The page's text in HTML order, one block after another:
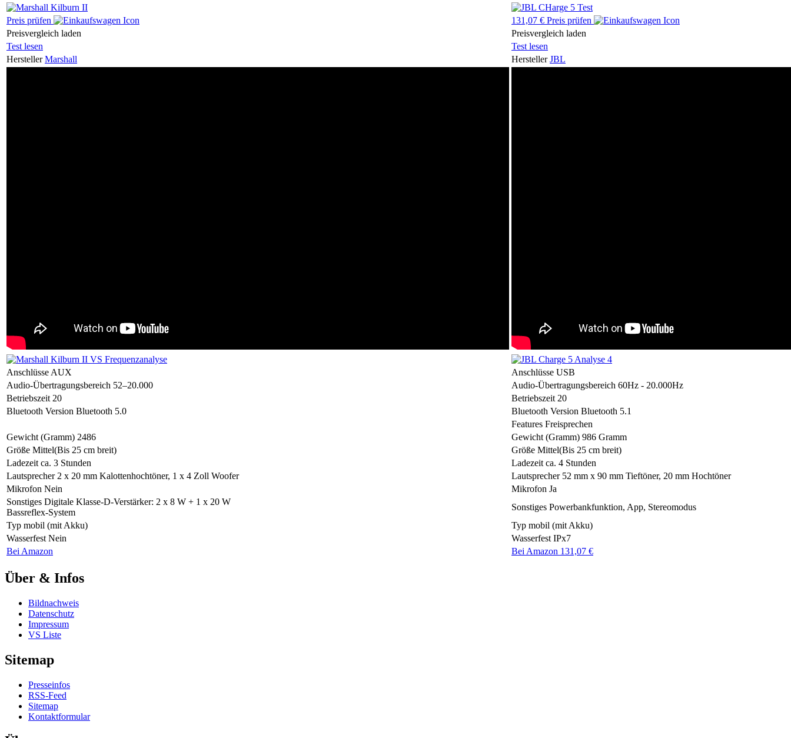
Preis prüfen
131,07 € Preis prüfen
Preisvergleich laden
Preisvergleich laden
Test lesen
Test lesen
Hersteller Marshall Hersteller JBL
Anschlüsse AUX Anschlüsse USB
Audio-Übertragungsbereich 52–20.000 Audio-Übertragungsbereich 60Hz - 20.000Hz
Betriebszeit 20 Betriebszeit 20
Bluetooth Version Bluetooth 5.0 Bluetooth Version Bluetooth 5.1
Features Freisprechen
Gewicht (Gramm) 2486 Gewicht (Gramm) 986 Gramm
Größe Mittel(Bis 25 cm breit) Größe Mittel(Bis 25 cm breit)
Ladezeit ca. 3 Stunden Ladezeit ca. 4 Stunden
Lautsprecher2 x 20 mm Kalottenhochtöner, 1 x 4 Zoll Woofer Lautsprecher52 mm x 90 mm Tieftöner, 20 mm Hochtöner
Mikrofon Nein Mikrofon Ja
Sonstiges Digitale Klasse-D-Verstärker: 2 x 8 W + 1 x 20 W
Bassreflex-System
Sonstiges Powerbankfunktion, App, Stereomodus
Typ mobil (mit Akku) Typ mobil (mit Akku)
Wasserfest Nein Wasserfest IPx7
Bei Amazon
Bei Amazon 131,07 €
Über & Infos
Bildnachweis
Datenschutz
Impressum
VS Liste
Sitemap
Presseinfos
RSS-Feed
Sitemap
Kontaktformular